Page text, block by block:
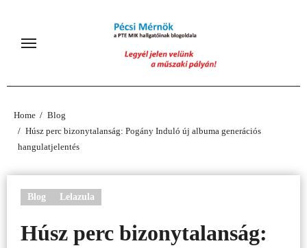
content
Home
Blog
Húsz perc bizonytalanság: Pogány Induló új albuma generációs
hangulatjelentés
Blog Lelazula
Húsz perc bizonytalanság: